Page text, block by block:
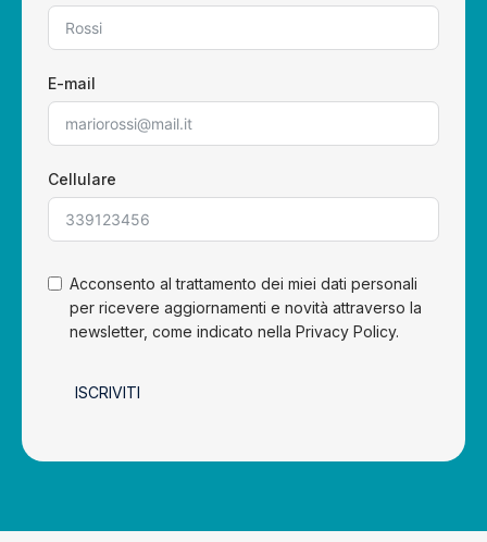
E-mail
Cellulare
Acconsento al trattamento dei miei dati personali
per ricevere aggiornamenti e novità attraverso la
newsletter, come indicato nella Privacy Policy.
ISCRIVITI